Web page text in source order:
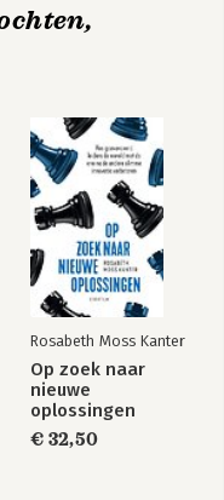
Rosabeth Moss Kanter
Op zoek naar
nieuwe
oplossingen
€ 32,50